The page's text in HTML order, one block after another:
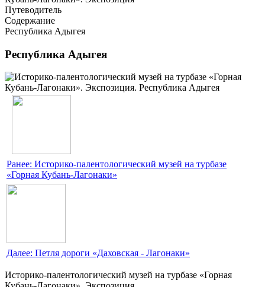
Путеводитель
Содержание
Республика Адыгея
Республика Адыгея
Ранее: Историко-палентологический музей на турбазе
«Горная Кубань-Лагонаки»
Далее: Петля дороги «Даховская - Лагонаки»
Историко-палентологический музей на турбазе «Горная